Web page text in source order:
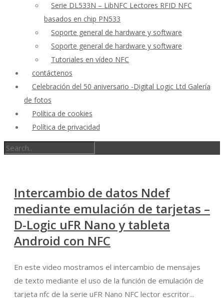
Serie DL533N – LibNFC Lectores RFID NFC
basados en chip PN533
Soporte general de hardware y software
Soporte general de hardware y software
Tutoriales en vídeo NFC
contáctenos
Celebración del 50 aniversario -Digital Logic Ltd Galería
de fotos
Política de cookies
Política de privacidad
Intercambio de datos Ndef
mediante emulación de tarjetas –
D-Logic uFR Nano y tableta
Android con NFC
En este video mostramos el intercambio de mensajes
de texto mediante el uso de la función de emulación de
tarjeta nfc de la serie uFR Nano NFC lector escritor...